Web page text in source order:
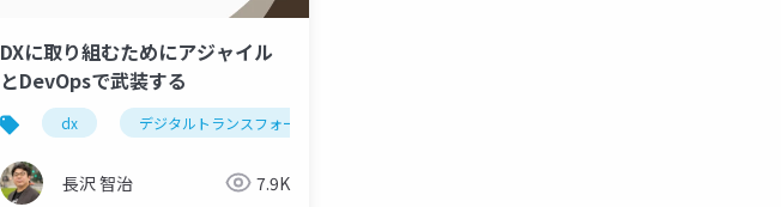
ドメイン フロー エフェクター
DXに取り組むためにアジャイル
とDevOpsで武装する
dx デジタルトランスフォーメーション
長沢 智治 7.9K